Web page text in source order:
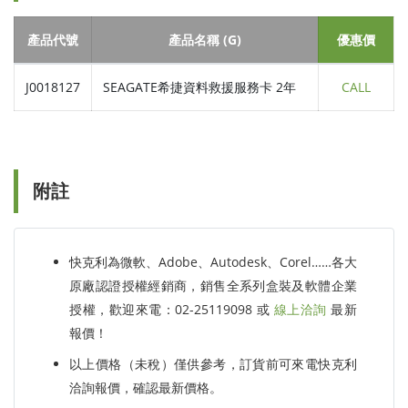
產品代號 產品名稱 (G) 優惠價
J0018127 SEAGATE希捷資料救援服務卡 2年 CALL
附註
快克利為微軟、Adobe、Autodesk、Corel……各大
原廠認證授權經銷商，銷售全系列盒裝及軟體企業
授權，歡迎來電：02-25119098 或 線上洽詢 最新
報價！
以上價格（未稅）僅供參考，訂貨前可來電快克利
洽詢報價，確認最新價格。